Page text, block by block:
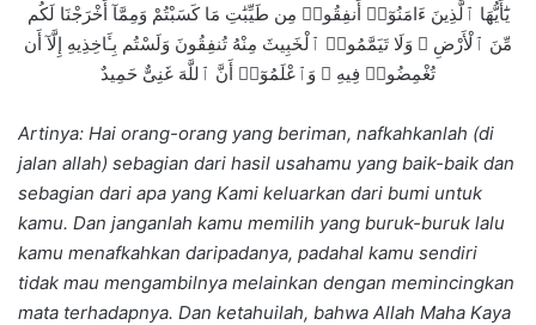
يَٰٓأَيُّهَا ٱلَّذِينَ ءَامَنُوٓا۟ أَنفِقُوا۟ مِن طَيِّبَٰتِ مَا كَسَبْتُمْ وَمِمَّآ أَخْرَجْنَا لَكُم
مِّنَ ٱلْأَرْضِ ۖ وَلَا تَيَمَّمُوا۟ ٱلْخَبِيثَ مِنْهُ تُنفِقُونَ وَلَسْتُم بِـَٔاخِذِيهِ إِلَّآ أَن
تُغْمِضُوا۟ فِيهِ ۚ وَٱعْلَمُوٓا۟ أَنَّ ٱللَّهَ غَنِىٌّ حَمِيدٌ
Artinya: Hai orang-orang yang beriman, nafkahkanlah (di
jalan allah) sebagian dari hasil usahamu yang baik-baik dan
sebagian dari apa yang Kami keluarkan dari bumi untuk
kamu. Dan janganlah kamu memilih yang buruk-buruk lalu
kamu menafkahkan daripadanya, padahal kamu sendiri
tidak mau mengambilnya melainkan dengan memincingkan
mata terhadapnya. Dan ketahuilah, bahwa Allah Maha Kaya